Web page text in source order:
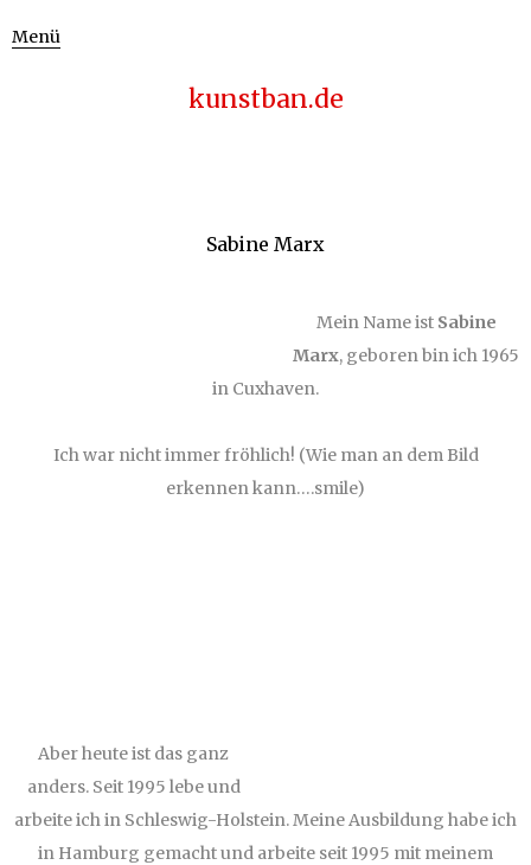
Menü
kunstban.de
Sabine Marx
Mein Name ist Sabine
Marx, geboren bin ich 1965
in Cuxhaven.
Ich war nicht immer fröhlich! (Wie man an dem Bild
erkennen kann….smile)
Aber heute ist das ganz
anders. Seit 1995 lebe und
arbeite ich in Schleswig-Holstein. Meine Ausbildung habe ich
in Hamburg gemacht und arbeite seit 1995 mit meinem